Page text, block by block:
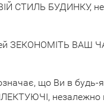
СТИЛЬ БУДИНКУ, не
ЗЕКОНОМІТЬ ВАШ
що Ви в будь-
незалежно